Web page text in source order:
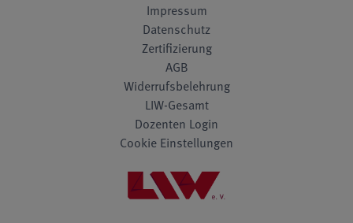
Impressum
Datenschutz
Zertifizierung
AGB
Widerrufsbelehrung
LIW-Gesamt
Dozenten Login
Cookie Einstellungen